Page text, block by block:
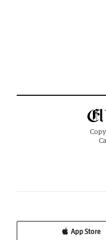
App Store